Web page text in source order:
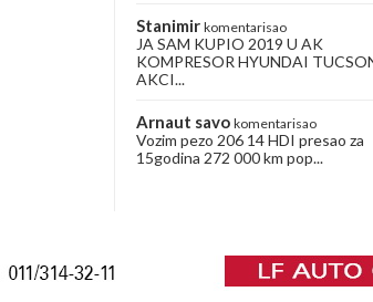
Stanimir komentarisao
JA SAM KUPIO 2019 U AK
KOMPRESOR HYUNDAI
AKCI...
Arnaut savo komentarisao
Vozim pezo 206 14 HDI presao za
15godina 272 000 km pop...